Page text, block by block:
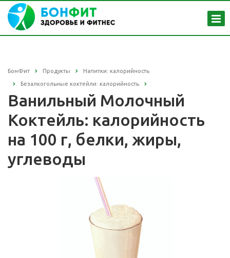
БонФит Продукты Напитки: калорийность
Безалкогольные коктейли: калорийность
Ванильный Молочный
Коктейль: калорийность
на 100 г, белки, жиры,
углеводы